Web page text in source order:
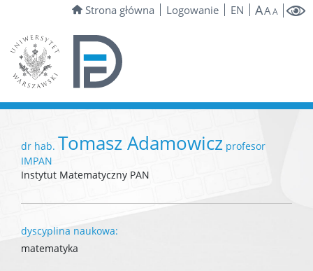
Strona główna Logowanie EN AAA
dr hab. Tomasz Adamowicz profesor
IMPAN
Instytut Matematyczny PAN
dyscyplina naukowa:
matematyka